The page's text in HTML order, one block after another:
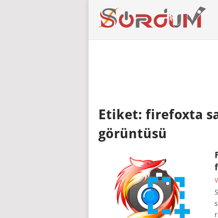
Etiket: firefoxta
görüntüsü